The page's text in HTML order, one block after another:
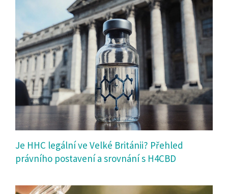
Je HHC legální ve Velké Británii? Přehled
právního postavení a srovnání s H4CBD